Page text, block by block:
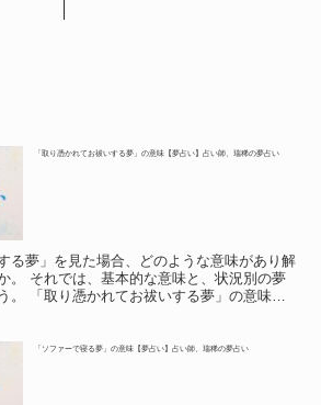
「取り憑かれてお祓いする夢」の意味【夢占い】占い師、瑞稀の夢占い
る夢」を見た場合、どのような意味があり解
。 それでは、基本的な意味と、状況別の夢
。 「取り憑かれてお祓いする夢」の意味
「ソファーで寝る夢」の意味【夢占い】占い師、瑞稀の夢占い